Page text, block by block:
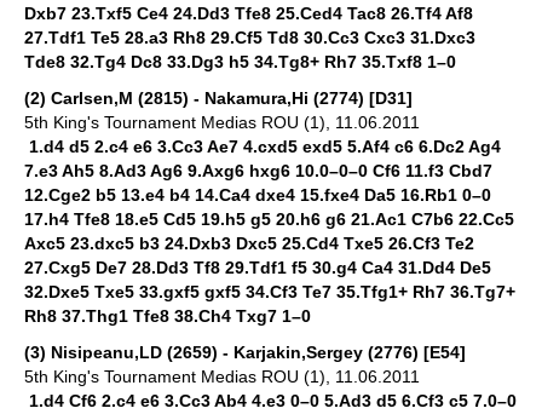
Dxb7 23.Txf5 Ce4 24.Dd3 Tfe8 25.Ced4 Tac8 26.Tf4 Af8
27.Tdf1 Te5 28.a3 Rh8 29.Cf5 Td8 30.Cc3 Cxc3 31.Dxc3
Tde8 32.Tg4 Dc8 33.Dg3 h5 34.Tg8+ Rh7 35.Txf8 1–0
(2) Carlsen,M (2815) - Nakamura,Hi (2774) [D31]
5th King's Tournament Medias ROU (1), 11.06.2011
1.d4 d5 2.c4 e6 3.Cc3 Ae7 4.cxd5 exd5 5.Af4 c6 6.Dc2 Ag4
7.e3 Ah5 8.Ad3 Ag6 9.Axg6 hxg6 10.0–0–0 Cf6 11.f3 Cbd7
12.Cge2 b5 13.e4 b4 14.Ca4 dxe4 15.fxe4 Da5 16.Rb1 0–0
17.h4 Tfe8 18.e5 Cd5 19.h5 g5 20.h6 g6 21.Ac1 C7b6 22.Cc5
Axc5 23.dxc5 b3 24.Dxb3 Dxc5 25.Cd4 Txe5 26.Cf3 Te2
27.Cxg5 De7 28.Dd3 Tf8 29.Tdf1 f5 30.g4 Ca4 31.Dd4 De5
32.Dxe5 Txe5 33.gxf5 gxf5 34.Cf3 Te7 35.Tfg1+ Rh7 36.Tg7+
Rh8 37.Thg1 Tfe8 38.Ch4 Txg7 1–0
(3) Nisipeanu,LD (2659) - Karjakin,Sergey (2776) [E54]
5th King's Tournament Medias ROU (1), 11.06.2011
1.d4 Cf6 2.c4 e6 3.Cc3 Ab4 4.e3 0–0 5.Ad3 d5 6.Cf3 c5 7.0–0